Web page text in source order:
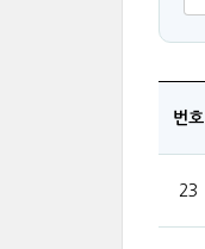
번호
23